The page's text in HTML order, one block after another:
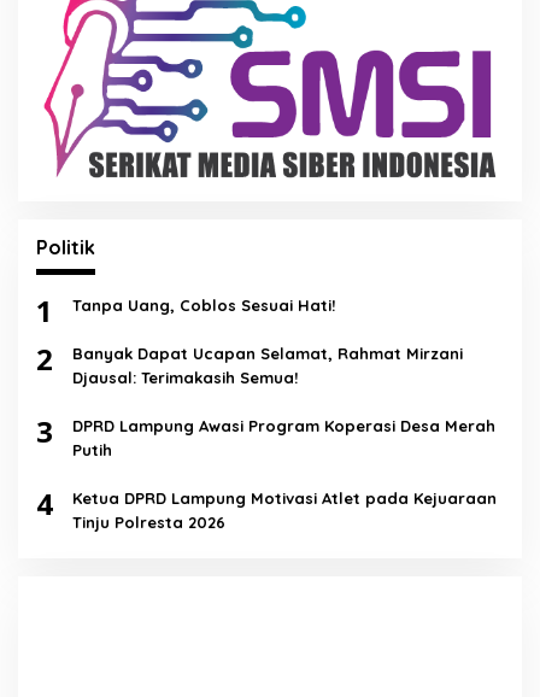
Politik
1 Tanpa Uang, Coblos Sesuai Hati!
2
Banyak Dapat Ucapan Selamat, Rahmat Mirzani
Djausal: Terimakasih Semua!
3
DPRD Lampung Awasi Program Koperasi Desa Merah
Putih
4
Ketua DPRD Lampung Motivasi Atlet pada Kejuaraan
Tinju Polresta 2026